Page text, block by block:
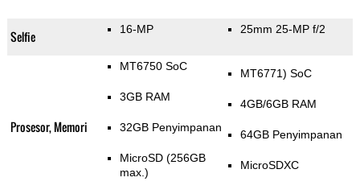
Selfie 16-MP 25mm 25-MP f/2
Prosesor, Memori
MT6750 SoC
3GB RAM
32GB Penyimpanan
MicroSD (256GB
max.)
MT6771) SoC
4GB/6GB RAM
64GB Penyimpanan
MicroSDXC